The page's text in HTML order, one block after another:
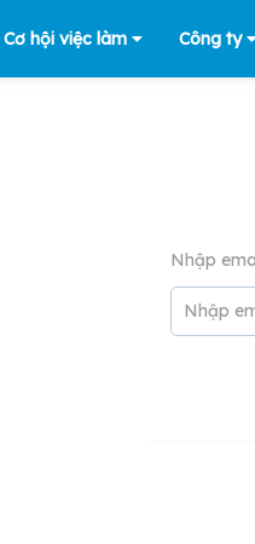
Cơ hội việc làm Công ty
Nhập